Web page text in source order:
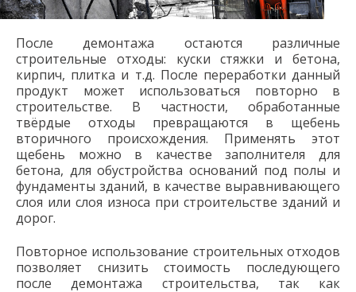
После демонтажа остаются различные
строительные отходы: куски стяжки и бетона,
кирпич, плитка и т.д. После переработки данный
продукт может использоваться повторно в
строительстве. В частности, обработанные
твёрдые отходы превращаются в щебень
вторичного происхождения. Применять этот
щебень можно в качестве заполнителя для
бетона, для обустройства оснований под полы и
фундаменты зданий, в качестве выравнивающего
слоя или слоя износа при строительстве зданий и
дорог.
Повторное использование строительных отходов
позволяет снизить стоимость последующего
после демонтажа строительства, так как